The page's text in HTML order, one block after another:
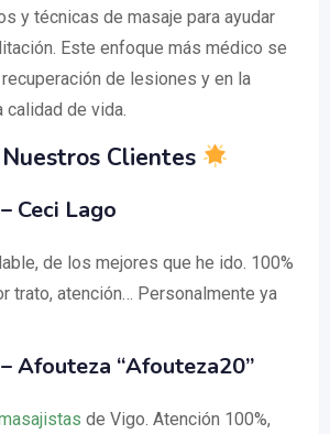
y técnicas de masaje para ayudar
Este enfoque más médico se
de lesiones y en la
calidad de vida.
Clientes
– Ceci Lago
de los mejores que he ido. 100%
trato, atención… Personalmente ya
–Afouteza “Afouteza20”
de Vigo. Atención 100%,